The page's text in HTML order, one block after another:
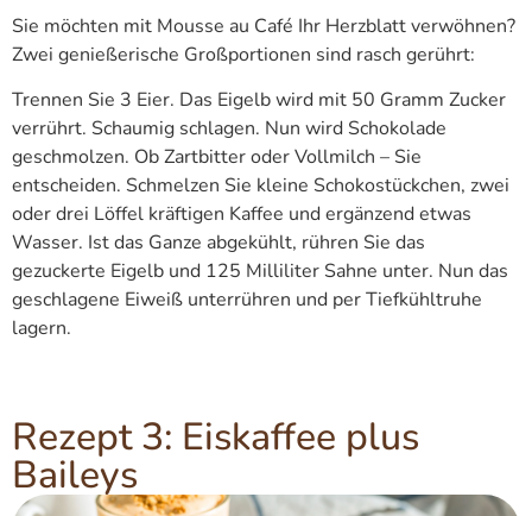
Sie möchten mit Mousse au Café Ihr Herzblatt verwöhnen?
Zwei genießerische Großportionen sind rasch gerührt:
Trennen Sie 3 Eier. Das Eigelb wird mit 50 Gramm Zucker
verrührt. Schaumig schlagen. Nun wird Schokolade
geschmolzen. Ob Zartbitter oder Vollmilch – Sie
entscheiden. Schmelzen Sie kleine Schokostückchen, zwei
oder drei Löffel kräftigen Kaffee und ergänzend etwas
Wasser. Ist das Ganze abgekühlt, rühren Sie das
gezuckerte Eigelb und 125 Milliliter Sahne unter. Nun das
geschlagene Eiweiß unterrühren und per Tiefkühltruhe
lagern.
Rezept 3: Eiskaffee plus
Baileys